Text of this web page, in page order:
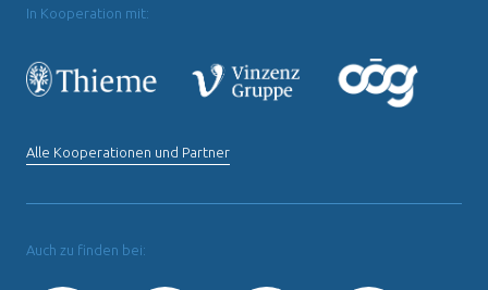
In Kooperation mit:
Alle Kooperationen und Partner
Auch zu finden bei: